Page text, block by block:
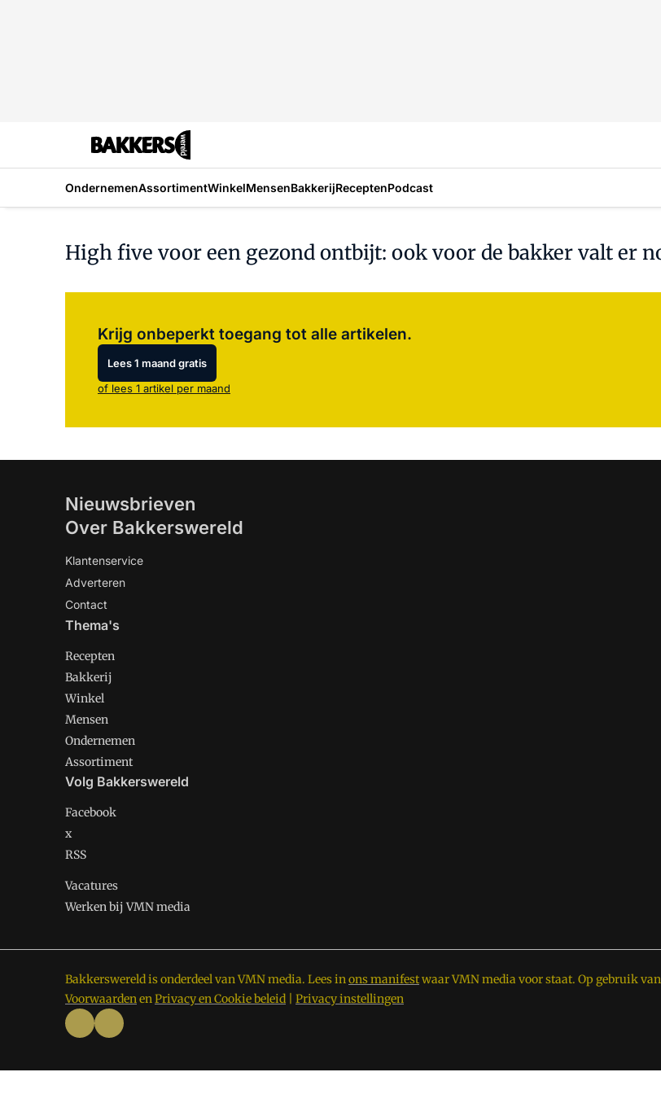
OndernemenAssortimentWinkelMensenBakkerijReceptenPodcast
High five voor een gezond ontbijt: ook voor de bakker valt er
Krijg onbeperkt toegang tot alle artikelen.
Lees 1 maand gratis
of lees 1 artikel per maand
Nieuwsbrieven
Over Bakkerswereld
Klantenservice
Adverteren
Contact
Thema's
Recepten
Bakkerij
Winkel
Mensen
Ondernemen
Assortiment
Volg Bakkerswereld
Facebook
x
RSS
Vacatures
Werken bij VMN media
Bakkerswereld is onderdeel van VMN media. Lees inons manifestwaar VMN media voor staat. Op gebruik
VoorwaardenenPrivacy en Cookie beleid Privacy instellingen